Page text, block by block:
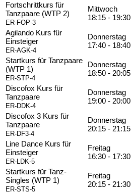
Fortschrittkurs für
Tanzpaare (WTP 2)
ER-FOP-3
Mittwoch
18:15 - 19:30
Agilando Kurs für
Einsteiger
ER-AGK-4
Donnerstag
17:40 - 18:40
Startkurs für Tanzpaare
(WTP 1)
ER-STP-4
Donnerstag
18:50 - 20:05
Discofox Kurs für
Tanzpaare
ER-DDK-4
Donnerstag
19:00 - 20:00
Discofox 3 Kurs für
Tanzpaare
ER-DF3-4
Donnerstag
20:15 - 21:15
Line Dance Kurs für
Einsteiger
ER-LDK-5
Freitag
16:30 - 17:30
Startkurs für Tanz-
Singles (WTP 1)
ER-STS-5
Freitag
20:15 - 21:30